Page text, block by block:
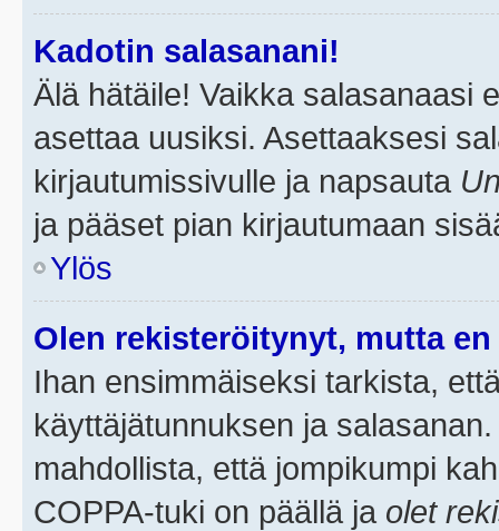
Kadotin salasanani!
Älä hätäile! Vaikka salasanaasi
asettaa uusiksi. Asettaaksesi
kirjautumissivulle ja napsauta
ja pääset pian kirjautumaan
Ylös
Olen rekisteröitynyt, mutta
Ihan ensimmäiseksi tarkista,
käyttäjätunnuksen ja
mahdollista, että jompikumpi
COPPA-tuki on päällä ja olet